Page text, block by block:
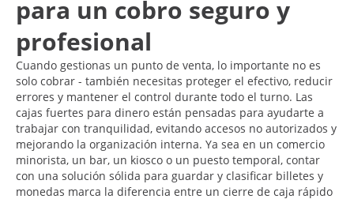
para un cobro seguro y
profesional
Cuando gestionas un punto de venta, lo importante no es
solo cobrar - también necesitas proteger el efectivo, reducir
errores y mantener el control durante todo el turno. Las
cajas fuertes para dinero están pensadas para ayudarte a
trabajar con tranquilidad, evitando accesos no autorizados y
mejorando la organización interna. Ya sea en un comercio
minorista, un bar, un kiosco o un puesto temporal, contar
con una solución sólida para guardar y clasificar billetes y
monedas marca la diferencia entre un cierre de caja rápido